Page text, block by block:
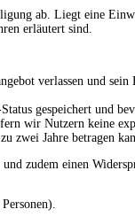
ab. Liegt eine
erläutert sind.
verlassen und
gespeichert und
wir Nutzern keine
zwei Jahre betragen
zudem einen